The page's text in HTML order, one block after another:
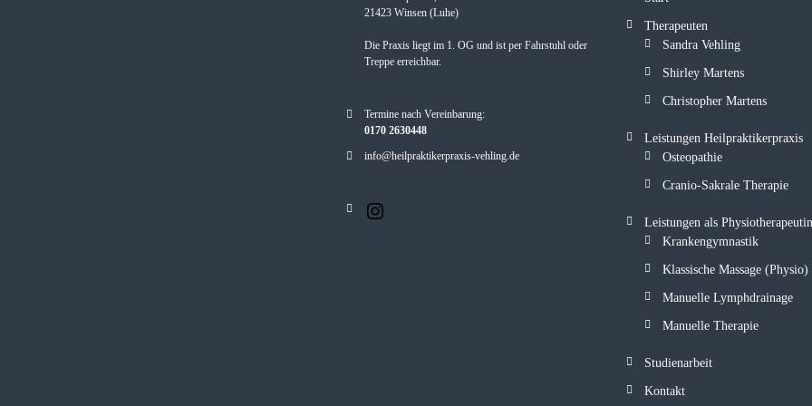
21423 Winsen (Luhe)
Die Praxis liegt im 1. OG und ist per Fahrstuhl oder
Treppe erreichbar.
Termine nach Vereinbarung:
0170 2630448
info@heilpraktikerpraxis-vehling.de
Therapeuten
Sandra Vehling
Shirley Martens
Christopher Martens
Leistungen Heilpraktikerpraxis
Osteopathie
Cranio-Sakrale Therapie
Leistungen als Physiotherapeutin
Krankengymnastik
Klassische Massage (Physio)
Manuelle Lymphdrainage
Manuelle Therapie
Studienarbeit
Kontakt